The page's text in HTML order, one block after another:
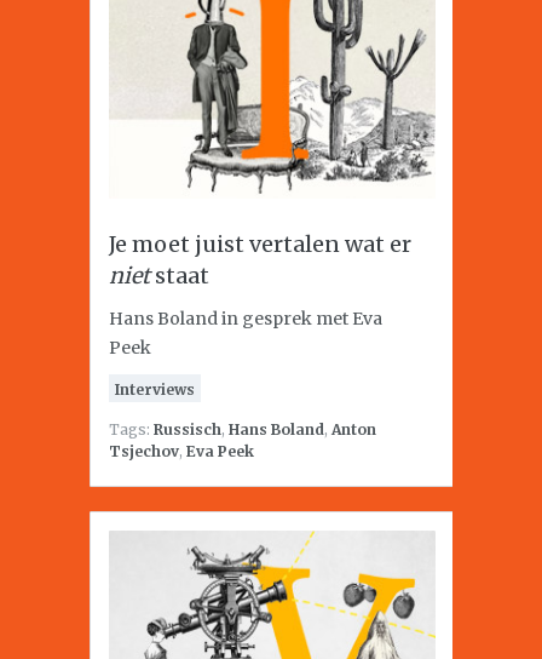
Je moet juist vertalen wat er
nietstaat
Hans Boland in gesprek met Eva
Peek
Interviews
Tags: Russisch, Hans Boland, Anton
Tsjechov, Eva Peek